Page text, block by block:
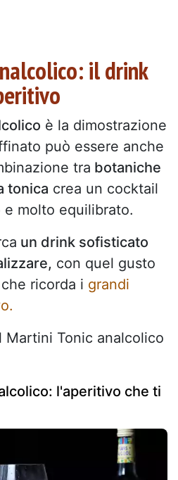
il drink
è la dimostrazione
può essere anche
tra botaniche
tonica crea un cocktail
molto equilibrato.
un drink sofisticato
con quel gusto
ricorda i grandi
Martini Tonic analcolico
l'aperitivo che ti